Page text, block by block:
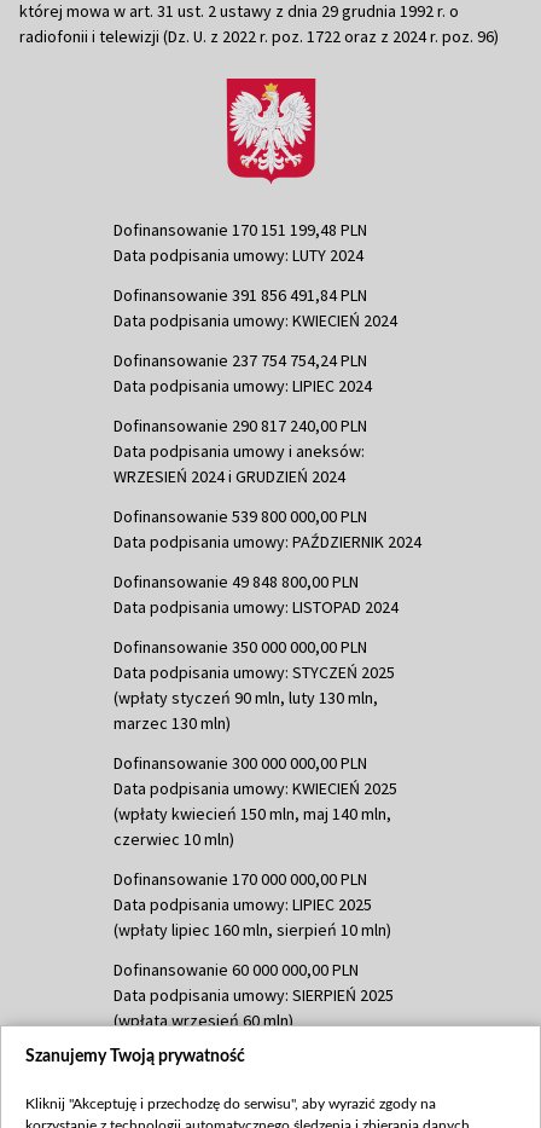
której mowa w art. 31 ust. 2 ustawy z dnia 29 grudnia 1992 r. o
radiofonii i telewizji (Dz. U. z 2022 r. poz. 1722 oraz z 2024 r. poz. 96)
Dofinansowanie 170 151 199,48 PLN
Data podpisania umowy: LUTY 2024
Dofinansowanie 391 856 491,84 PLN
Data podpisania umowy: KWIECIEŃ 2024
Dofinansowanie 237 754 754,24 PLN
Data podpisania umowy: LIPIEC 2024
Dofinansowanie 290 817 240,00 PLN
Data podpisania umowy i aneksów:
WRZESIEŃ 2024 i GRUDZIEŃ 2024
Dofinansowanie 539 800 000,00 PLN
Data podpisania umowy: PAŹDZIERNIK 2024
Dofinansowanie 49 848 800,00 PLN
Data podpisania umowy: LISTOPAD 2024
Dofinansowanie 350 000 000,00 PLN
Data podpisania umowy: STYCZEŃ 2025
(wpłaty styczeń 90 mln, luty 130 mln,
marzec 130 mln)
Dofinansowanie 300 000 000,00 PLN
Data podpisania umowy: KWIECIEŃ 2025
(wpłaty kwiecień 150 mln, maj 140 mln,
czerwiec 10 mln)
Dofinansowanie 170 000 000,00 PLN
Data podpisania umowy: LIPIEC 2025
(wpłaty lipiec 160 mln, sierpień 10 mln)
Dofinansowanie 60 000 000,00 PLN
Data podpisania umowy: SIERPIEŃ 2025
(wpłata wrzesień 60 mln)
Dofinansowanie 635 783 051,21 PLN
(wpłata wrzesień 100 mln, październik 350
Szanujemy Twoją prywatność
Kliknij "Akceptuję i przechodzę do serwisu", aby wyrazić zgody na